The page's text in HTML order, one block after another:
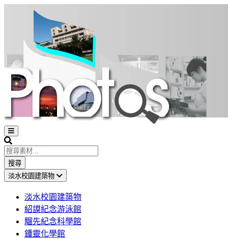
Open
sidebar
Search
搜尋
淡水校園建築物
淡水校園建築物
紹謨紀念游泳館
騮先紀念科學館
鍾靈化學館